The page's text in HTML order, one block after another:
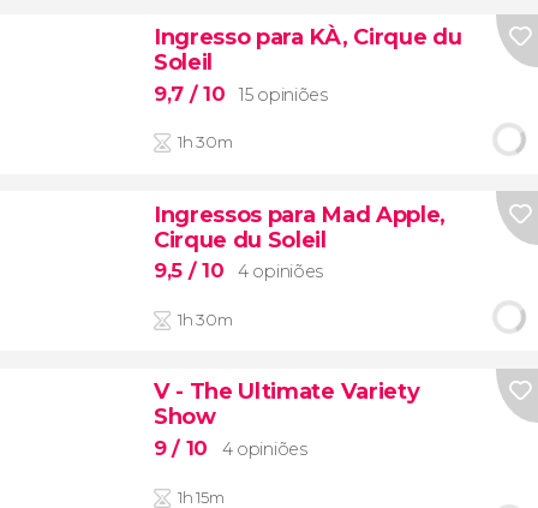
Ingresso para KÀ, Cirque du
Soleil
9,7 / 10 15 opiniões
1h 30m
Ingressos para Mad Apple,
Cirque du Soleil
9,5 / 10 4 opiniões
1h 30m
V - The Ultimate Variety
Show
9/ 10 4 opiniões
1h 15m